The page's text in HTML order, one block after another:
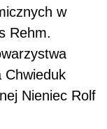
w
Rehm.
Chwieduk
Nieniec Rolf